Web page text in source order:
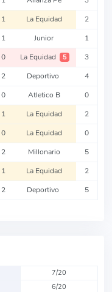
1 La Equidad 2
1 Junior 1
0 La Equidad 5 3
2 Deportivo 4
0 Atletico B 0
1 La Equidad 2
0 La Equidad 0
2 Millonario 5
1 La Equidad 2
2 Deportivo 5
7/20
6/20